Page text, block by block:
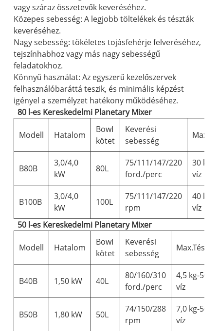
vagy száraz összetevők keveréséhez.
Közepes sebesség: A legjobb töltelékek és tészták
keveréséhez.
Nagy sebesség: tökéletes tojásfehérje felveréséhez,
tejszínhabhoz vagy más nagy sebességű
feladatokhoz.
Könnyű használat: Az egyszerű kezelőszervek
felhasználóbaráttá teszik, és minimális képzést
igényel a személyzet hatékony működéséhez.
80 l-es Kereskedelmi Planetary Mixer
Modell Hatalom
BowI
kötet
Keverési
sebesség
B80B
3,0/4,0
kW
80L
75/111/147/220
ford./perc
30 kg-
víz
B100B
3,0/4,0
kW
100L
75/111/147/220
rpm
40 kg-
víz
50 l-es Kereskedelmi Planetary Mixer
Modell Hatalom
BowI
kötet
Keverési
sebesség
Max.Tészta
B40B 1,50 kW 40L
80/160/310
ford./perc
4,5 kg-50%
víz
B50B 1,80 kW 50L
74/150/288
rpm
7,0 kg-50%
víz